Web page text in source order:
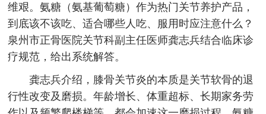
维艰。氨糖（氨基葡萄糖）作为热门关节养护产品，
到底该不该吃、适合哪些人吃、服用时应注意什么？
泉州市正骨医院关节科副主任医师龚志兵结合临床诊
疗规范，给出系统解答。
龚志兵介绍，膝骨关节炎的本质是关节软骨的退
行性改变及磨损。年龄增长、体重超标、长期家务劳